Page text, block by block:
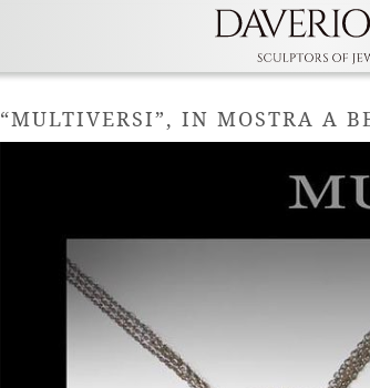
“MULTIVERSI”, IN MOSTRA A